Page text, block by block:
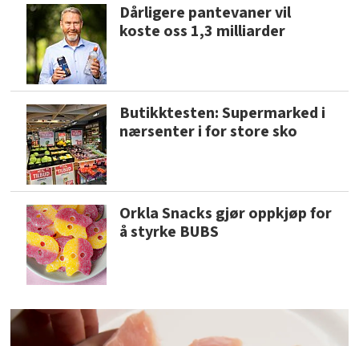
Dårligere pantevaner vil
koste oss 1,3 milliarder
Butikktesten: Supermarked i
nærsenter i for store sko
Orkla Snacks gjør oppkjøp for
å styrke BUBS